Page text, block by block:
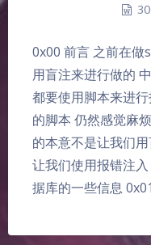
0x00 前言 之前在做
用盲注来进行做的
都要使用脚本来进
的脚本 仍然感觉麻
的本意不是让我们
让我们使用报错注
据库的一些信息